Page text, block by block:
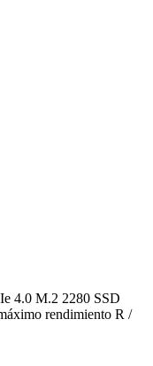
4.0 M.2 2280 SSD
rendimiento R /